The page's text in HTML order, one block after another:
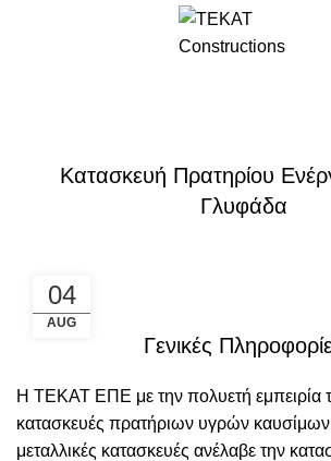
Κατασκευή Πρατηρίου
Γλυφάδα
04
AUG
Γενικές
Η ΤΕΚΑΤ ΕΠΕ με την πολυετή εμπειρία
κατασκευές πρατήριων υγρών καυσίμων
μεταλλικές κατασκευές ανέλαβε την